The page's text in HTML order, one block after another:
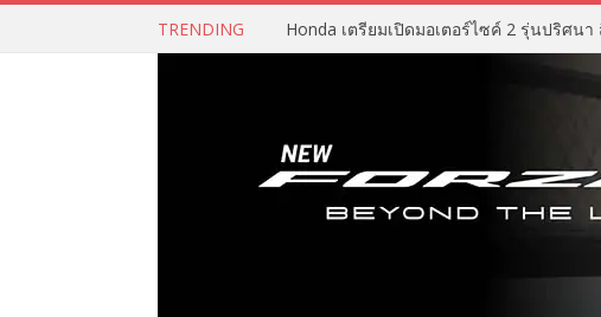
TRENDING Honda เตรียมเปิดมอเตอร์ไซค์ 2 รุ่นปริศน